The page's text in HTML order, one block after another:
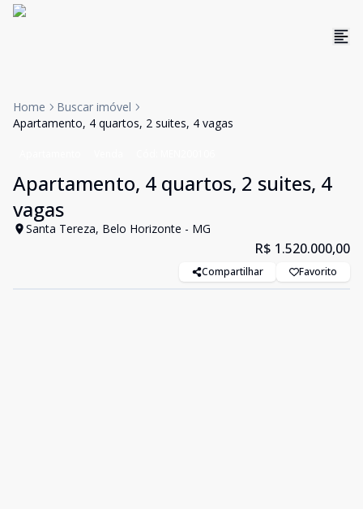
Home
Buscar imóvel
Apartamento, 4 quartos, 2 suites, 4 vagas
Apartamento, 4 quartos, 2 suites, 4
vagas
Santa Tereza, Belo Horizonte - MG
R$ 1.520.000,00
Compartilhar Favorito